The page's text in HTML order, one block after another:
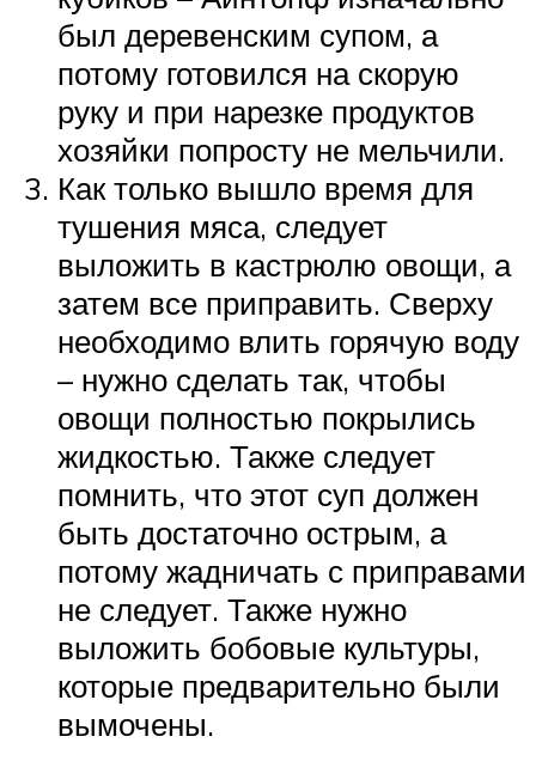
был деревенским супом, а
потому готовился на скорую
руку и при нарезке продуктов
хозяйки попросту не мельчили.
Как только вышло время для
тушения мяса, следует
выложить в кастрюлю овощи, а
затем все приправить. Сверху
необходимо влить горячую воду
– нужно сделать так, чтобы
овощи полностью покрылись
жидкостью. Также следует
помнить, что этот суп должен
быть достаточно острым, а
потому жадничать с приправами
не следует. Также нужно
выложить бобовые культуры,
которые предварительно были
вымочены.